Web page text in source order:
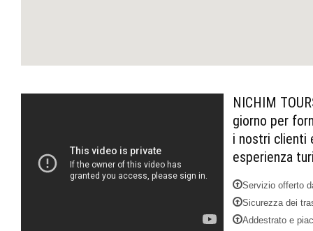
NICHIM
giorno per
i nostri clienti
esperienza
Servizio offerto
Sicurezza dei
Addestrato e